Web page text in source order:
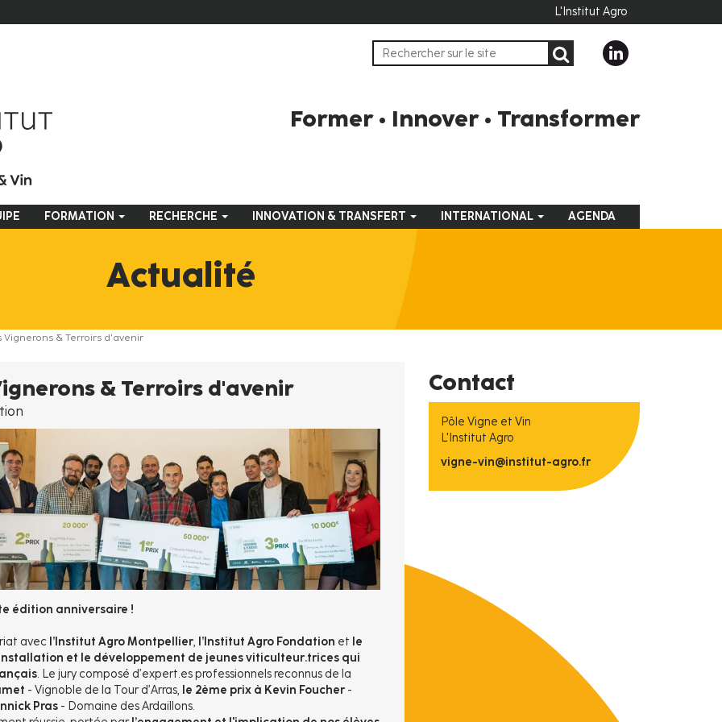
L'Institut Agro
Former • Innover • Transformer
FORMATION RECHERCHE INNOVATION & TRANSFERT INTERNATIONAL AGENDA
Actualité
Vignerons & Terroirs d'avenir
& Terroirs d'avenir
édition anniversaire !
avec l’Institut Agro Montpellier, l’Institut Agro Fondation et le
et le développement de jeunes viticulteur.trices qui
. Le jury composé d’expert.es professionnels reconnus de la
- Vignoble de la Tour d’Arras, le 2ème prix à Kevin Foucher -
Pras - Domaine des Ardaillons.
Contact
Pôle Vigne et Vin
L'Institut Agro
vigne-vin@institut-agro.fr